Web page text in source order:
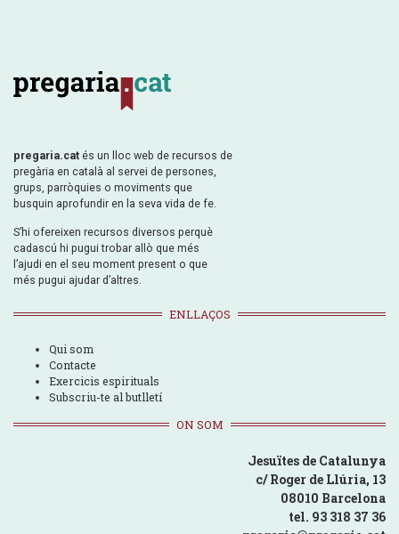
pregaria.cat és un lloc web de recursos de
pregària en català al servei de persones,
grups, parròquies o moviments que
busquin aprofundir en la seva vida de fe.
S’hi ofereixen recursos diversos perquè
cadascú hi pugui trobar allò que més
l’ajudi en el seu moment present o que
més pugui ajudar d’altres.
ENLLAÇOS
Qui som
Contacte
Exercicis espirituals
Subscriu-te al butlletí
ON SOM
Jesuïtes de Catalunya
c/ Roger de Llúria, 13
08010 Barcelona
tel. 93 318 37 36